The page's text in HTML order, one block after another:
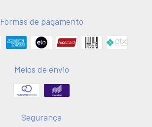
Formas de pagamento
Meios de envio
Segurança